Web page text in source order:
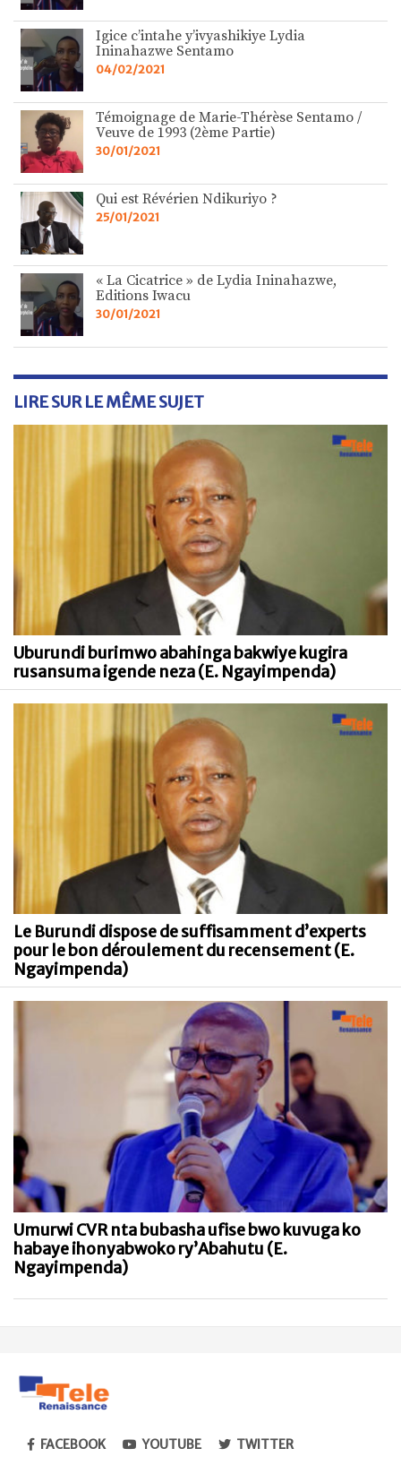
Igice c’intahe y’ivyashikiye Lydia
Ininahazwe Sentamo
04/02/2021
Témoignage de Marie-Thérèse Sentamo /
Veuve de 1993 (2ème Partie)
30/01/2021
Qui est Révérien Ndikuriyo ?
25/01/2021
« La Cicatrice » de Lydia Ininahazwe,
Editions Iwacu
30/01/2021
LIRE SUR LE MÊME SUJET
Uburundi burimwo abahinga bakwiye kugira
rusansuma igende neza (E. Ngayimpenda)
Le Burundi dispose de suffisamment d’experts
pour le bon déroulement du recensement (E.
Ngayimpenda)
Umurwi CVR nta bubasha ufise bwo kuvuga ko
habaye ihonyabwoko ry’Abahutu (E.
Ngayimpenda)
FACEBOOK YOUTUBE TWITTER